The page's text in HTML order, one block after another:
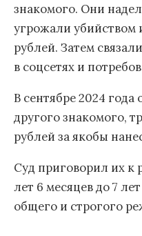
знакомого. Они
угрожали убийством
рублей. Затем
в соцсетях и
В сентябре 2024
другого знакомого,
рублей за якобы
Суд приговорил их к
лет 6 месяцев до 7
общего и строгого